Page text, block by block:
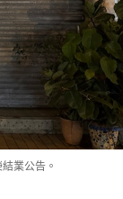
業公告。